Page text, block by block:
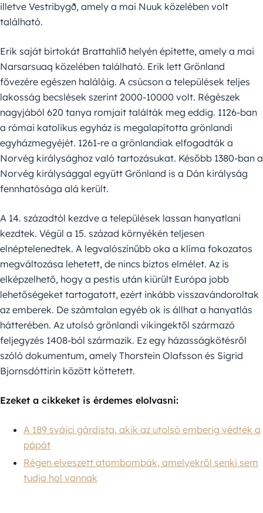
illetve Vestribygð, amely a mai Nuuk közelében volt
található.
Erik saját birtokát Brattahlíð helyén építette, amely a mai
Narsarsuaq közelében található. Erik lett Grönland
fővezére egészen haláláig. A csúcson a települések teljes
lakosság becslések szerint 2000-10000 volt. Régészek
nagyjából 620 tanya romjait találták meg eddig. 1126-ban
a római katolikus egyház is megalapította grönlandi
egyházmegyéjét. 1261-re a grönlandiak elfogadták a
Norvég királysághoz való tartozásukat. Később 1380-ban a
Norvég királysággal együtt Grönland is a Dán királyság
fennhatósága alá került.
A 14. századtól kezdve a települések lassan hanyatlani
kezdtek. Végül a 15. század környékén teljesen
elnéptelenedtek. A legvalószínűbb oka a klíma fokozatos
megváltozása lehetett, de nincs biztos elmélet. Az is
elképzelhető, hogy a pestis után kiürült Európa jobb
lehetőségeket tartogatott, ezért inkább visszavándoroltak
az emberek. De számtalan egyéb ok is állhat a hanyatlás
hátterében. Az utolsó grönlandi vikingektől származó
feljegyzés 1408-ból származik. Ez egy házasságkötésről
szóló dokumentum, amely Thorstein Olafsson és Sigrid
Bjornsdóttirin között köttetett.
Ezeket a cikkeket is érdemes elolvasni:
A 189 svájci gárdista, akik az utolsó emberig védték a
pápát
Régen elveszett atombombák, amelyekről senki sem
tudja hol vannak